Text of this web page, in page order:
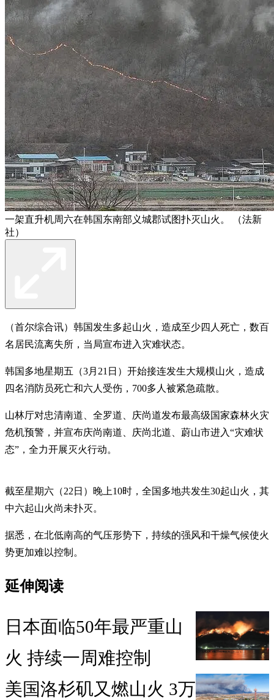
一架直升机周六在韩国东南部义城郡试图扑灭山火。 （法新
社）
（首尔综合讯）韩国发生多起山火，造成至少四人死亡，数百
名居民流离失所，当局宣布进入灾难状态。
韩国多地星期五（3月21日）开始接连发生大规模山火，造成
四名消防员死亡和六人受伤，700多人被紧急疏散。
山林厅对忠清南道、全罗道、庆尚道发布最高级国家森林火灾
危机预警，并宣布庆尚南道、庆尚北道、蔚山市进入“灾难状
态”，全力开展灭火行动。
截至星期六（22日）晚上10时，全国多地共发生30起山火，其
中六起山火尚未扑灭。
据悉，在北低南高的气压形势下，持续的强风和干燥气候使火
势更加难以控制。
延伸阅读
日本面临50年最严重山
火 持续一周难控制
美国洛杉矶又燃山火 3万